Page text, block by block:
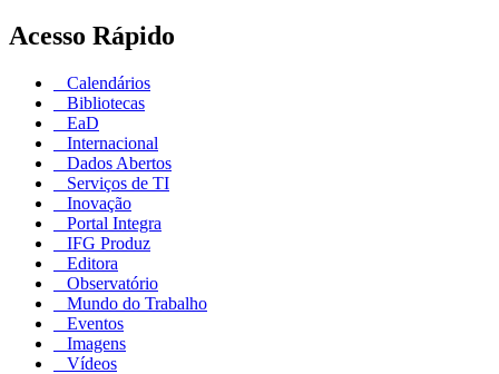
Acesso Rápido
Calendários
Bibliotecas
EaD
Internacional
Dados Abertos
Serviços de TI
Inovação
Portal Integra
IFG Produz
Editora
Observatório
Mundo do Trabalho
Eventos
Imagens
Vídeos